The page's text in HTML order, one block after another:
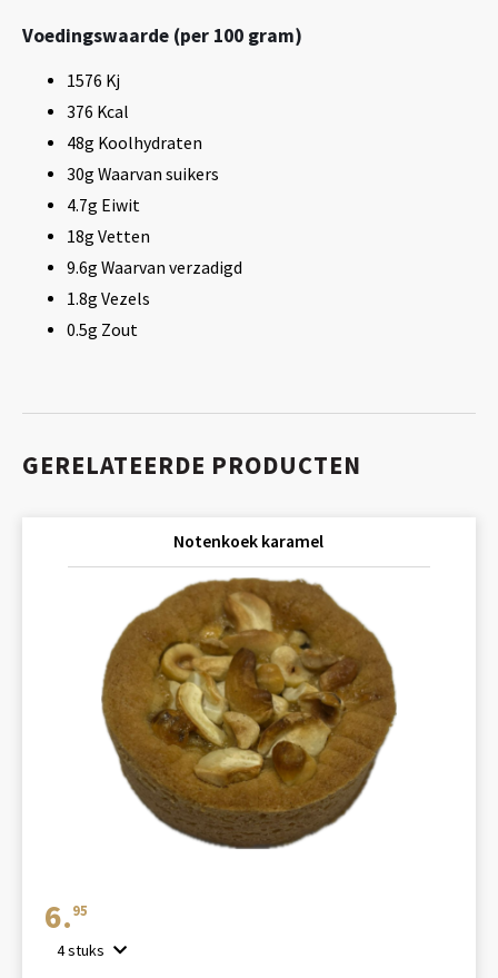
Voedingswaarde (per 100 gram)
1576 Kj
376 Kcal
48g Koolhydraten
30g Waarvan suikers
4.7g Eiwit
18g Vetten
9.6g Waarvan verzadigd
1.8g Vezels
0.5g Zout
GERELATEERDE PRODUCTEN
Notenkoek karamel
6. 95
4 stuks